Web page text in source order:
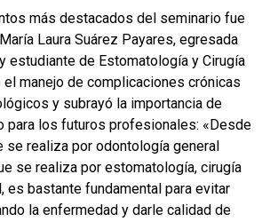
más destacados del seminario fue
Laura Suárez Payares, egresada
estudiante de Estomatología y Cirugía
el manejo de complicaciones crónicas
y subrayó la importancia de
para los futuros profesionales: «Desde
se realiza por odontología general
se realiza por estomatología, cirugía
es bastante fundamental para evitar
la enfermedad y darle calidad de